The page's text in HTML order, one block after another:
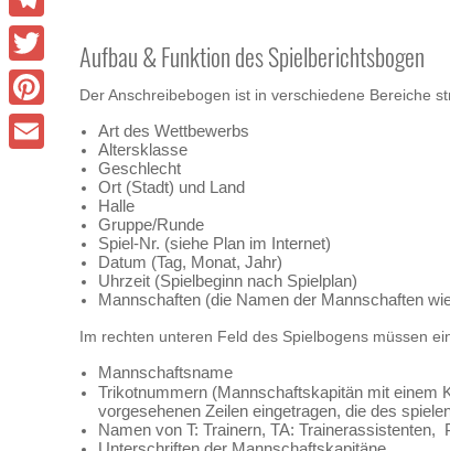
Aufbau & Funktion des Spielberichtsbogen
Der Anschreibebogen ist in verschiedene Bereiche
Art des Wettbewerbs
Altersklasse
Geschlecht
Ort (Stadt) und Land
Halle
Gruppe/Runde
Spiel-Nr. (siehe Plan im Internet)
Datum (Tag, Monat, Jahr)
Uhrzeit (Spielbeginn nach Spielplan)
Mannschaften (die Namen der Mannschaften
Im rechten unteren Feld des Spielbogens müssen
Mannschaftsname
Trikotnummern (Mannschaftskapitän mit einem
vorgesehenen Zeilen eingetragen, die des
Namen von T: Trainern, TA: Trainerassistenten,
Telegram
Twitter
Pinterest